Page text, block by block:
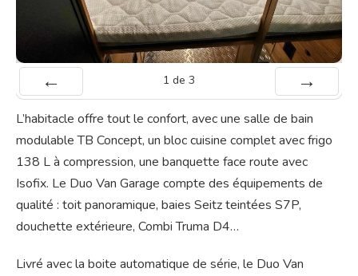
1 de 3
L’habitacle offre tout le confort, avec une salle de bain
modulable TB Concept, un bloc cuisine complet avec frigo
138 L à compression, une banquette face route avec
Isofix. Le Duo Van Garage compte des équipements de
qualité : toit panoramique, baies Seitz teintées S7P,
douchette extérieure, Combi Truma D4…
Livré avec la boite automatique de série, le Duo Van